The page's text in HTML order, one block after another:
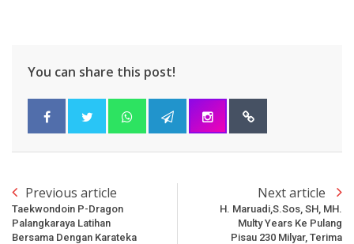
You can share this post!
Previous article
Taekwondoin P-Dragon
Palangkaraya Latihan
Bersama Dengan Karateka
Next article
H. Maruadi,S.Sos, SH, MH.
Multy Years Ke Pulang
Pisau 230 Milyar, Terima